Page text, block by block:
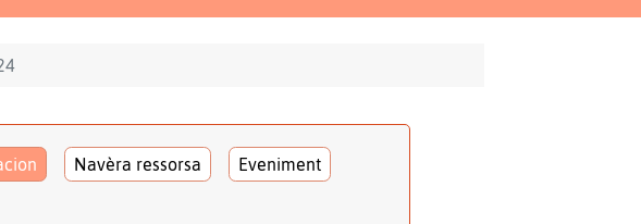
Navèra ressorsa Eveniment